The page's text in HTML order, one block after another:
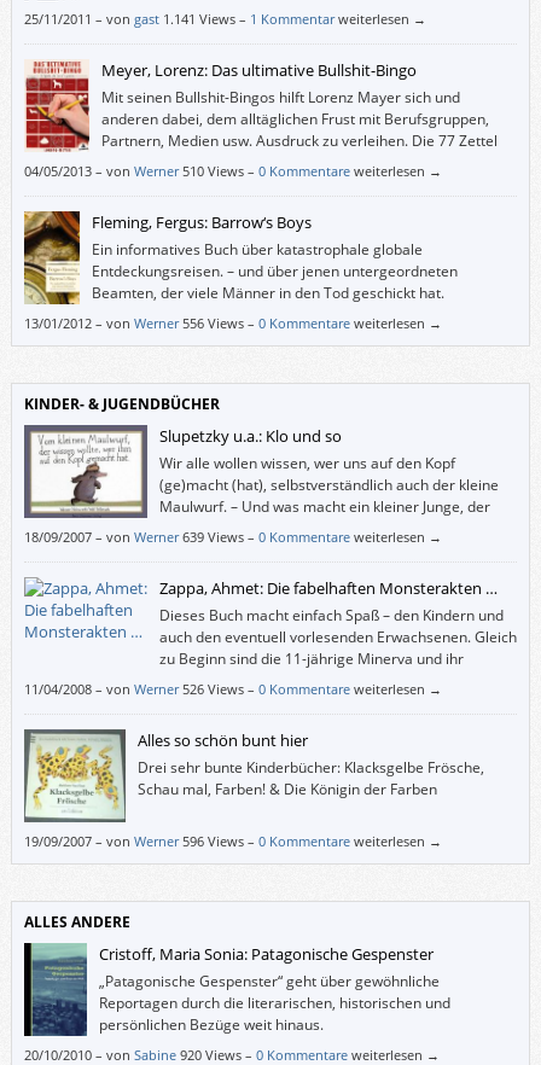
25/11/2011 – von gast 1.141 Views – 1 Kommentar weiterlesen →
Meyer, Lorenz: Das ultimative Bullshit-Bingo
Mit seinen Bullshit-Bingos hilft Lorenz Mayer sich und
anderen dabei, dem alltäglichen Frust mit Berufsgruppen,
Partnern, Medien usw. Ausdruck zu verleihen. Die 77 Zettel
mit je 20 Phrasen lassen sich auch heraustrennen – und wem
04/05/2013– von Werner 510 Views – 0 Kommentare weiterlesen →
Fleming, Fergus: Barrow‘s Boys
Ein informatives Buch über katastrophale globale
Entdeckungsreisen. – und über jenen untergeordneten
Beamten, der viele Männer in den Tod geschickt hat.
13/01/2012– von Werner 556 Views – 0 Kommentare weiterlesen →
KINDER- & JUGENDBÜCHER
Slupetzky u.a.: Klo und so
Wir alle wollen wissen, wer uns auf den Kopf
(ge)macht (hat), selbstverständlich auch der kleine
Maulwurf. – Und was macht ein kleiner Junge, der
schon allein aufs Klo gehen kann, wenn dieses (etwa
18/09/2007– von Werner 639 Views – 0 Kommentare weiterlesen →
Zappa, Ahmet: Die fabelhaften Monsterakten …
Dieses Buch macht einfach Spaß – den Kindern und
auch den eventuell vorlesenden Erwachsenen. Gleich
zu Beginn sind die 11-jährige Minerva und ihr
jüngerer Bruder Max in höchster Gefahr, denn beim
selbst gefangen genommen worden und schweben in Käfigen über
einem Abgrund, in dem Lava brodelt.
11/04/2008– von Werner 526 Views – 0 Kommentare weiterlesen →
Alles so schön bunt hier
Drei sehr bunte Kinderbücher: Klacksgelbe Frösche,
Schau mal, Farben! & Die Königin der Farben
19/09/2007– von Werner 596 Views – 0 Kommentare weiterlesen →
ALLES ANDERE
Cristoff, Maria Sonia: Patagonische Gespenster
„Patagonische Gespenster“ geht über gewöhnliche
Reportagen durch die literarischen, historischen und
persönlichen Bezüge weit hinaus.
20/10/2010– von Sabine 920 Views – 0 Kommentare weiterlesen →